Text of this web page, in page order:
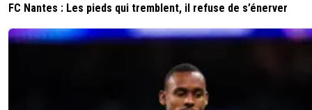
FC Nantes : Les pieds qui tremblent, il refuse de s’énerver